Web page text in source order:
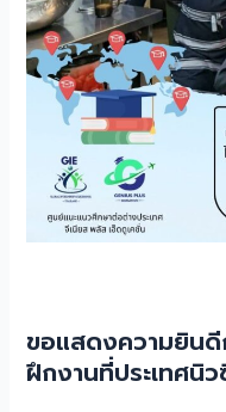
ขอแสดงความยิน
ฝึกงานที่ประเทศนิ